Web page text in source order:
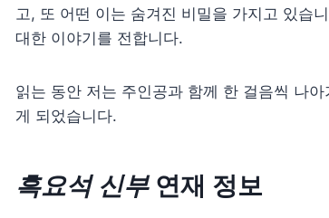
고, 또 어떤 이는 숨겨진 비밀을 가지고 있습
대한 이야기를 전합니다.
읽는 동안 저는 주인공과 함께 한 걸음씩 나
게 되었습니다.
흑요석 신부연재 정보